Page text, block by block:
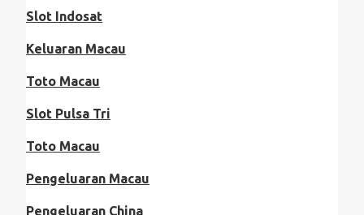
Slot Indosat
Keluaran Macau
Toto Macau
Slot Pulsa Tri
Toto Macau
Pengeluaran Macau
Pengeluaran China